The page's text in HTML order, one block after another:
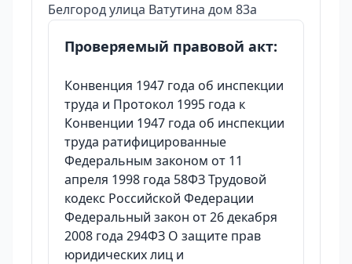
Белгород улица Ватутина дом 83а
Проверяемый правовой акт:
Конвенция 1947 года об инспекции
труда и Протокол 1995 года к
Конвенции 1947 года об инспекции
труда ратифицированные
Федеральным законом от 11
апреля 1998 года 58ФЗ Трудовой
кодекс Российской Федерации
Федеральный закон от 26 декабря
2008 года 294ФЗ О защите прав
юридических лиц и